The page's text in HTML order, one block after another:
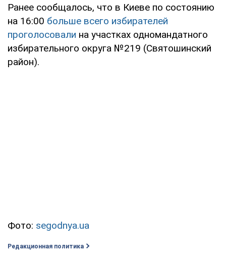
Ранее сообщалось, что в Киеве по состоянию
на 16:00 больше всего избирателей
проголосовали на участках одномандатного
избирательного округа №219 (Святошинский
район).
Фото: segodnya.ua
Редакционная политика